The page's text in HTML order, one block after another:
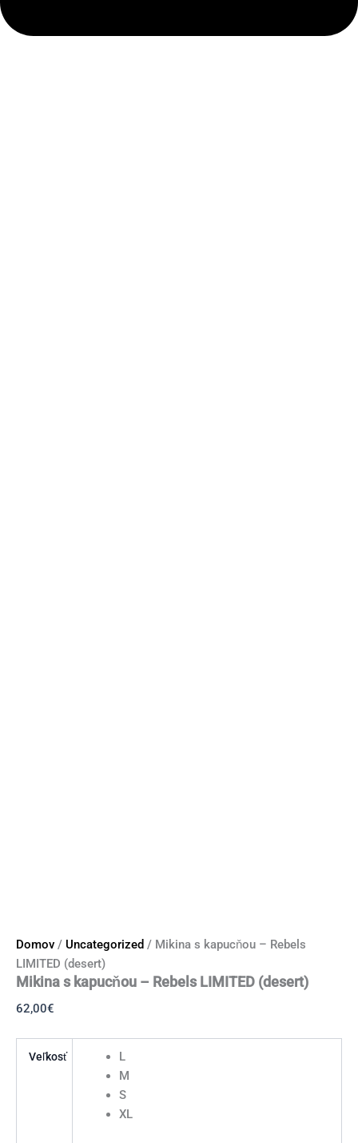
Domov/ Uncategorized / Mikina s kapucňou – Rebels
LIMITED (desert)
Mikina s kapucňou – Rebels LIMITED (desert)
62,00€
Veľkosť
L
M
S
XL